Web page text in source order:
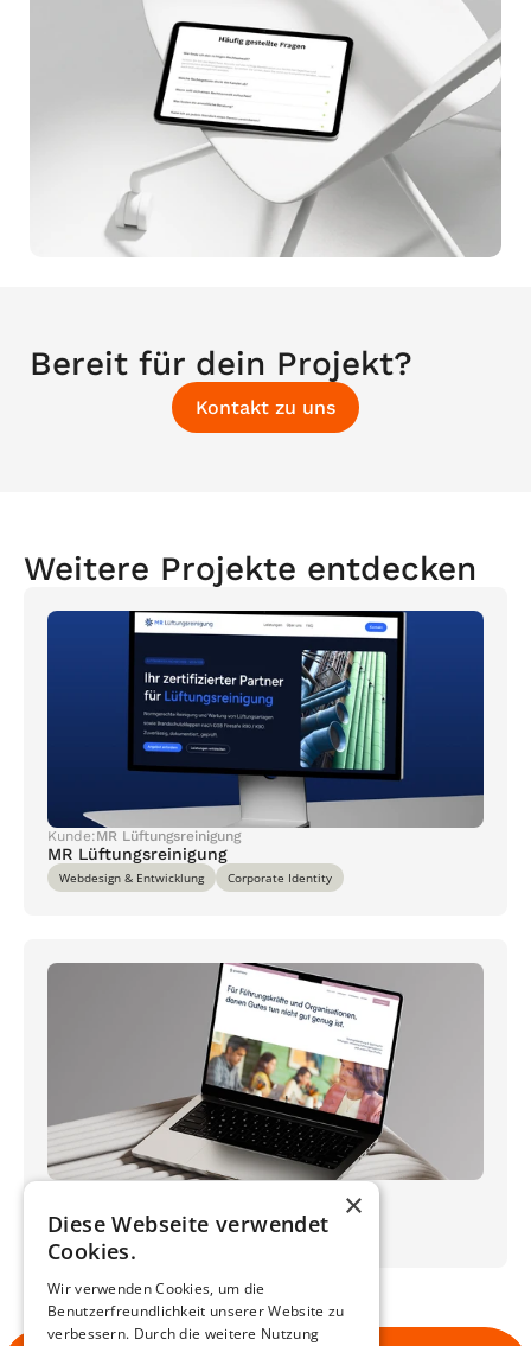
Bereit für dein Projekt?
Kontakt zu uns
Weitere Projekte entdecken
Kunde:MR Lüftungsreinigung
MR Lüftungsreinigung
Webdesign & Entwicklung Corporate Identity
Webdesign & Entwicklung Corporate Identity
×
Diese Webseite verwendet
Cookies.
Wir verwenden Cookies, um die
Benutzerfreundlichkeit unserer Website zu
verbessern. Durch die weitere Nutzung